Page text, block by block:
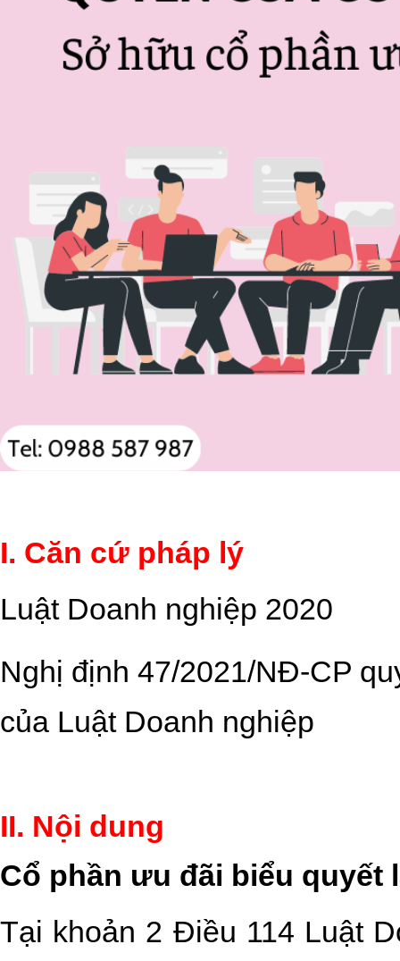
I. Căn cứ pháp lý
Luật Doanh nghiệp 2020
Nghị định 47/2021/NĐ-CP
của Luật Doanh nghiệp
II. Nội dung
Cổ phần ưu đãi biểu quyết
Tại khoản 2 Điều 114 Luật